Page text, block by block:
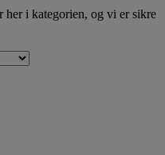
her i kategorien, og vi er sikre